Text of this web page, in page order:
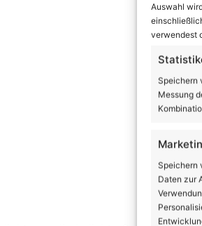
Auswahl
verwendest
Speichern
Messung
Speichern
Daten zur